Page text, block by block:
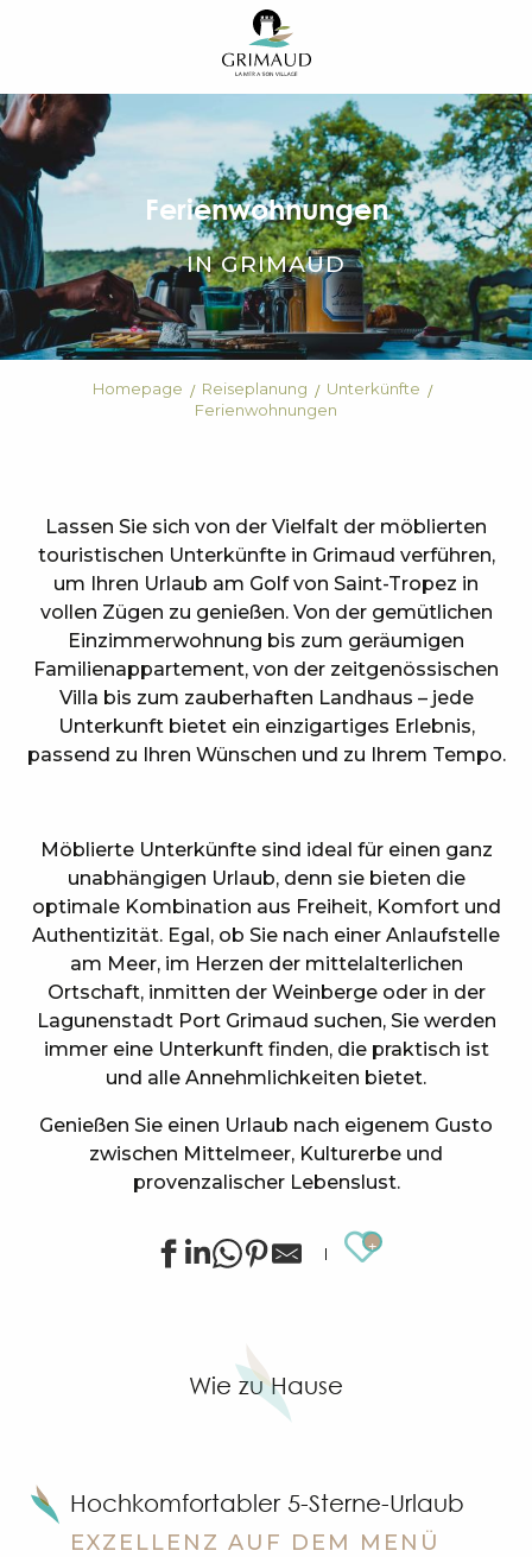
principal
Ferienwohnungen
IN GRIMAUD
Homepage Reiseplanung
Unterkünfte
Ferienwohnungen
Lassen Sie sich von der Vielfalt der möblierten
touristischen Unterkünfte in Grimaud verführen,
um Ihren Urlaub am Golf von Saint-Tropez in
vollen Zügen zu genießen. Von der gemütlichen
Einzimmerwohnung bis zum geräumigen
Familienappartement, von der zeitgenössischen
Villa bis zum zauberhaften Landhaus – jede
Unterkunft bietet ein einzigartiges Erlebnis,
passend zu Ihren Wünschen und zu Ihrem Tempo.
Möblierte Unterkünfte sind ideal für einen ganz
unabhängigen Urlaub, denn sie bieten die
optimale Kombination aus Freiheit, Komfort und
Authentizität. Egal, ob Sie nach einer Anlaufstelle
am Meer, im Herzen der mittelalterlichen
Ortschaft, inmitten der Weinberge oder in der
Lagunenstadt Port Grimaud suchen, Sie werden
immer eine Unterkunft finden, die praktisch ist
und alle Annehmlichkeiten bietet.
Genießen Sie einen Urlaub nach eigenem Gusto
zwischen Mittelmeer, Kulturerbe und
provenzalischer Lebenslust.
Ajouter
Mas Petite Jeanne – Ferienwohnung Les Bambous
Villa Rivage
La Bastide des Vignaux
Frau MARRIE France- Haus 4 Schlafzimmer mit Pool
Wie zu Hause
Hochkomfortabler 5-Sterne-Urlaub
EXZELLENZ AUF DEM MENÜ